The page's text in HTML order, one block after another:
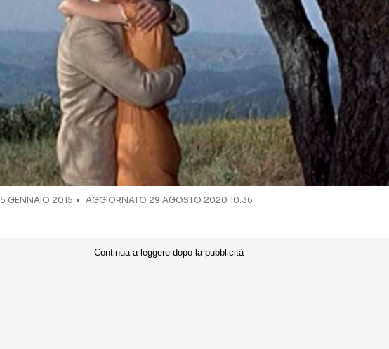
5 GENNAIO 2015 AGGIORNATO 29 AGOSTO 2020 10:36